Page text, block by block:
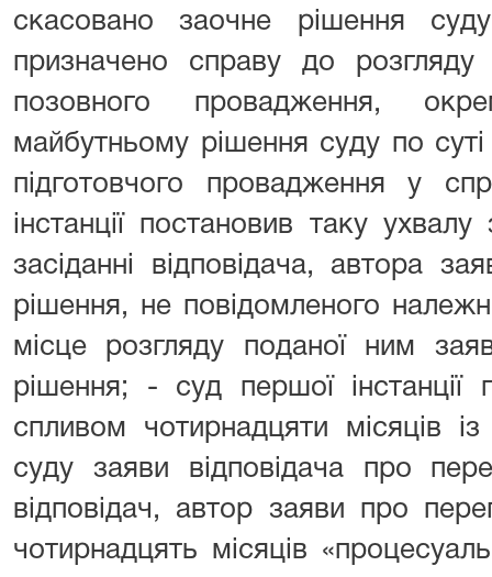
скасовано заочне рішення
призначено справу до розгляду
позовного провадження,
майбутньому рішення суду по
підготовчого провадження у
інстанції постановив таку
засіданні відповідача, автора
рішення, не повідомленого
місце розгляду поданої ним
рішення; - суд першої інстанції
спливом чотирнадцяти місяців
суду заяви відповідача про
відповідач, автор заяви про
чотирнадцять місяців